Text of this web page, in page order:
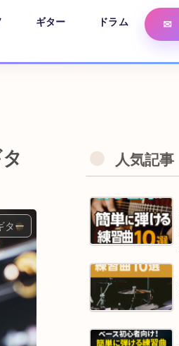
ギター ドラム
ター
人気記事